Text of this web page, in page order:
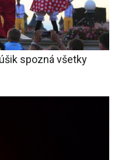
spozná všetky